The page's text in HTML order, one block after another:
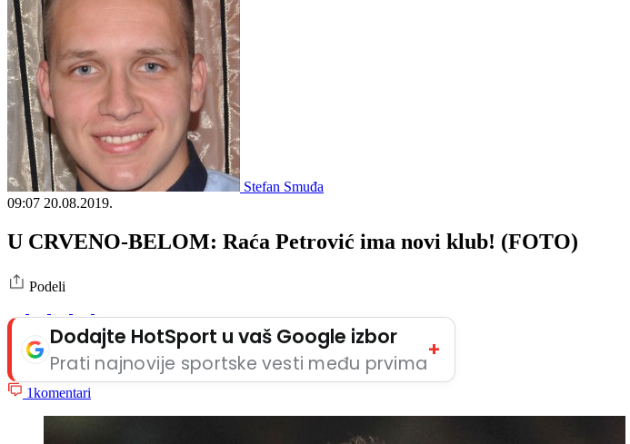
Stefan Smuđa
09:07 20.08.2019.
U CRVENO-BELOM: Raća Petrović ima novi klub! (FOTO)
Podeli
Dodajte HotSport u vaš Google izbor
Prati najnovije sportske vesti među prvima
+
1komentari